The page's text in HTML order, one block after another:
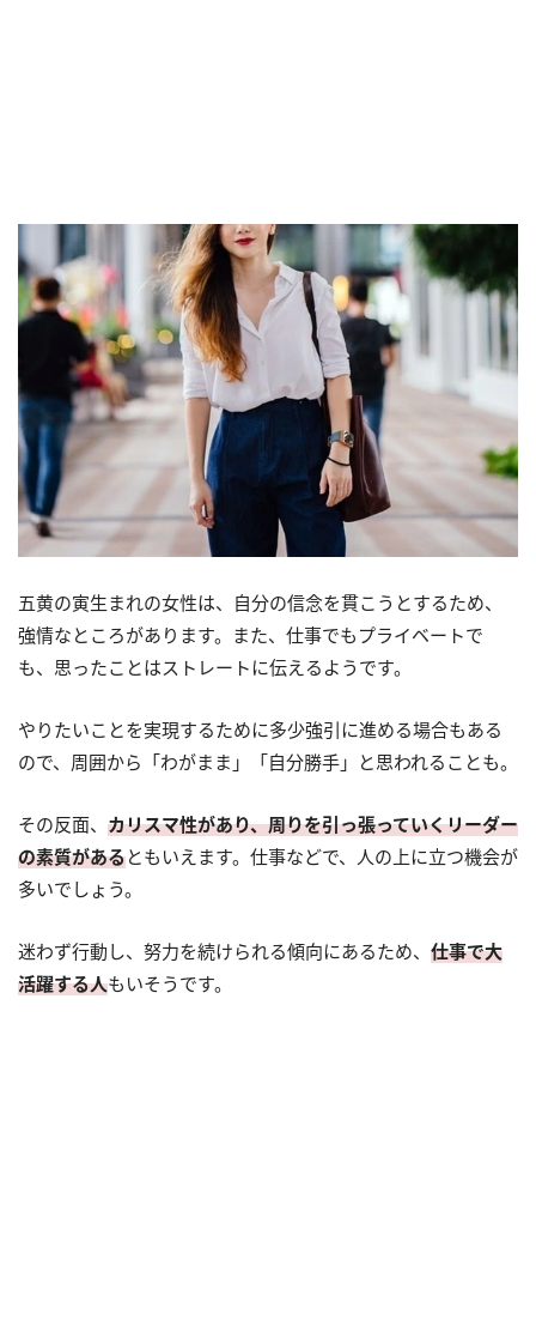
五黄の寅生まれの女性は、自分の信念を貫こうとするため、
強情なところがあります。また、仕事でもプライベートで
も、思ったことはストレートに伝えるようです。
やりたいことを実現するために多少強引に進める場合もある
ので、周囲から「わがまま」「自分勝手」と思われることも。
その反面、 カリスマ性があり、周りを引っ張っていくリーダー
の素質があるともいえます。仕事などで、人の上に立つ機会が
多いでしょう。
迷わず行動し、努力を続けられる傾向にあるため、 仕事で大
活躍する人もいそうです。